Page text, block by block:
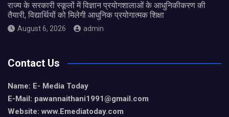
राज्य के सरकारी स्कूलों में विज्ञान प्रयोगशालाओं के आधुनिकीकरण की
तैयारी, विद्यार्थियों को मिलेगी आधुनिक प्रयोगात्मक शिक्षा
August 6, 2026 admin
Contact Us
Name: E- Media Today
E-Mail: pawannaithani1991@gmail.com
Website: www.Emediatoday.com